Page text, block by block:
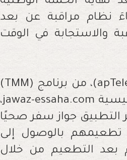
نظام مراقبة عن بعد
والاستجابة في الوقت
وتم اختيار برنامج المراقبة الطبية عن بعد (apTeleCare)، من برنامج (TMM)
الفرنسي، للمراقبة الطبية للحملة، عبر البوابة الرئيسية jawaz-essaha.com،
جواز سفر صحيًا
تطعيمهم بالوصول إلى
بعد التطعيم من خلال